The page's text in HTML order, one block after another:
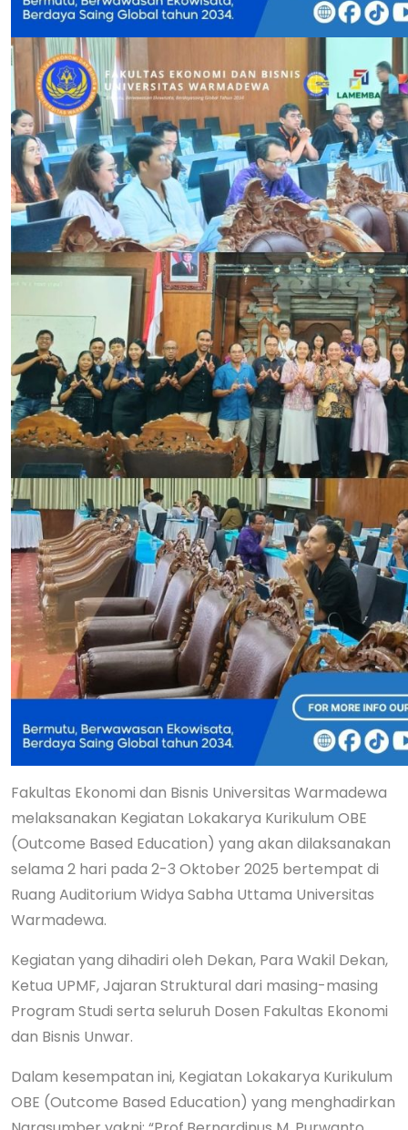
Fakultas Ekonomi dan Bisnis Universitas Warmadewa
melaksanakan Kegiatan Lokakarya Kurikulum OBE
(Outcome Based Education) yang akan dilaksanakan
selama 2 hari pada 2-3 Oktober 2025 bertempat di
Ruang Auditorium Widya Sabha Uttama Universitas
Warmadewa.
Kegiatan yang dihadiri oleh Dekan, Para Wakil Dekan,
Ketua UPMF, Jajaran Struktural dari masing-masing
Program Studi serta seluruh Dosen Fakultas Ekonomi
dan Bisnis Unwar.
Dalam kesempatan ini, Kegiatan Lokakarya Kurikulum
OBE (Outcome Based Education) yang menghadirkan